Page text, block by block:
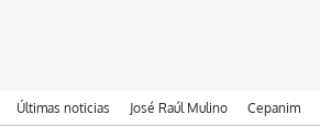
Últimas noticias José Raúl Mulino Cepanim